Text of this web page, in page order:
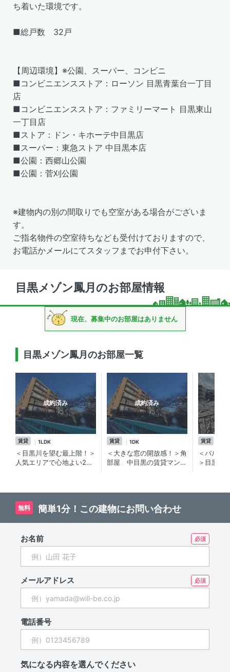
ち着いた環境です。
■総戸数 32戸
【周辺環境】※公園、スーパー、コンビニ
■コンビニエンスストア：ローソン 目黒青葉台一丁目
店
■コンビニエンスストア：ファミリーマート 目黒東山
一丁目店
■ストア：ドン・キホーテ中目黒店
■スーパー：東急ストア 中目黒本店
■公園：西郷山公園
■公園：菅刈公園
※建物内の別の間取りでも空室がある場合がございま
す。
ご指名物件の空室待ちなども受付けておりますので、
お電話かメールにてスタッフまでお申付下さい。
目黒メゾン鳳月のお部屋情報
現在、募集中のお部屋はありません
目黒メゾン鳳月のお部屋一覧
成約済み
賃貸 1LDK
＜目黒川を望む最上階！＞
人気エリアで心地よい2人
成約済み
賃貸 1DK
＜大きな窓の開放感！＞角
部屋 中目黒の賃貸マンシ
賃貸
＜バルコ
＞目黒川
無料 簡単1分！この建物にお問い合わせ
お名前
メールアドレス
電話番号
気になる内容を選んでください